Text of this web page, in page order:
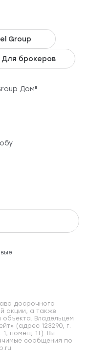
Group
Для брокеров
Дом"
досрочного
акции, а также
объекта. Владельцем
(адрес 123290, г.
помещ. 1Т). Вы
сообщения по